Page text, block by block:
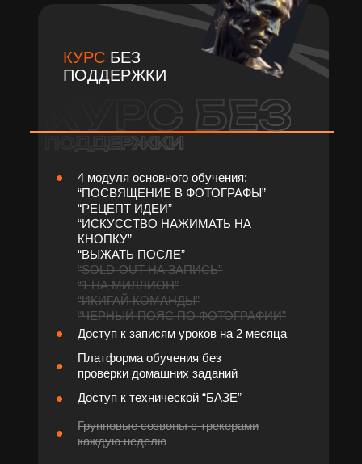
Платформа обучения без
проверки домашних заданий
Доступ к записям уроков на 2 месяца
Доступ к технической “БАЗЕ”
4 модуля основного обучения:
“ПОСВЯЩЕНИЕ В ФОТОГРАФЫ”
“РЕЦЕПТ ИДЕИ”
“ИСКУССТВО НАЖИМАТЬ НА
КНОПКУ”
“ВЫЖАТЬ ПОСЛЕ”
“SOLD-OUT НА ЗАПИСЬ”
“1 НА МИЛЛИОН”
“ИКИГАЙ КОМАНДЫ”
“ЧЕРНЫЙ ПОЯС ПО ФОТОГРАФИИ”
Групповые созвоны с трекерами
каждую неделю
КУРС БЕЗ
ПОДДЕРЖКИ